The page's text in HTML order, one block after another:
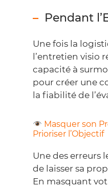
Pendant
Une fois la
l’entretien visio
capacité à
pour créer une
la fiabilité de
Masquer son
Prioriser l’Objectif
Une des erreurs
de laisser sa
En masquant